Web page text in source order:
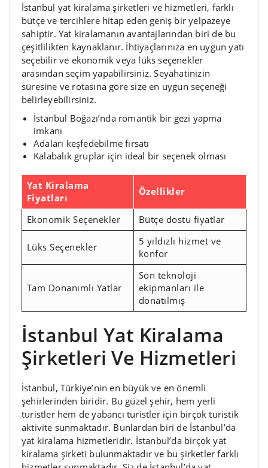
İstanbul yat kiralama şirketleri ve hizmetleri, farklı
bütçe ve tercihlere hitap eden geniş bir yelpazeye
sahiptir. Yat kiralamanın avantajlarından biri de bu
çeşitlilikten kaynaklanır. İhtiyaçlarınıza en uygun yatı
seçebilir ve ekonomik veya lüks seçenekler
arasından seçim yapabilirsiniz. Seyahatinizin
süresine ve rotasına göre size en uygun seçeneği
belirleyebilirsiniz.
İstanbul Boğazı’nda romantik bir gezi yapma
imkanı
Adaları keşfedebilme fırsatı
Kalabalık gruplar için ideal bir seçenek olması
Yat Kiralama
Fiyatları
Özellikler
Ekonomik Seçenekler Bütçe dostu fiyatlar
Lüks Seçenekler
5 yıldızlı hizmet ve
konfor
Tam Donanımlı Yatlar
Son teknoloji
ekipmanları ile
donatılmış
İstanbul Yat Kiralama
Şirketleri Ve Hizmetleri
İstanbul, Türkiye’nin en büyük ve en önemli
şehirlerinden biridir. Bu güzel şehir, hem yerli
turistler hem de yabancı turistler için birçok turistik
aktivite sunmaktadır. Bunlardan biri de İstanbul’da
yat kiralama hizmetleridir. İstanbul’da birçok yat
kiralama şirketi bulunmaktadır ve bu şirketler farklı